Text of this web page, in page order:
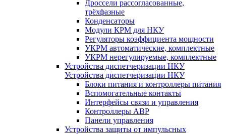
Дроссели рассогласованные,
трёхфазные
Конденсаторы
Модули КРМ для НКУ
Регуляторы коэффициента мощности
УКРМ автоматические, комплектные
УКРМ нерегулируемые, комплектные
Устройства диспетчеризации НКУ
Устройства диспетчеризации НКУ
Блоки питания и контроллеры питания
Вспомогательные контакты
Интерфейсы связи и управления
Контроллеры АВР
Панели управления
Устройства защиты от импульсных